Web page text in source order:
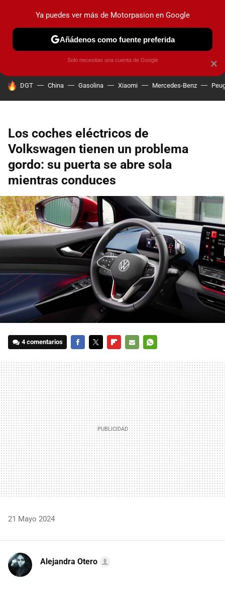
PRUEBAS COCHES ELÉCTRICOS OBSERVATORIO
HOY SE HABLA DE
DGT China Gasolina Xiaomi Mercedes-Benz
Los coches eléctricos de
Volkswagen tienen un problema
gordo: su puerta se abre sola
mientras conduces
4 comentarios
MAIL
21 Mayo 2024
Alejandra Otero
×
Ya puedes ver más de Motorpasion en Google
Añádenos como fuente preferida
Solo necesitas una cuenta de Google